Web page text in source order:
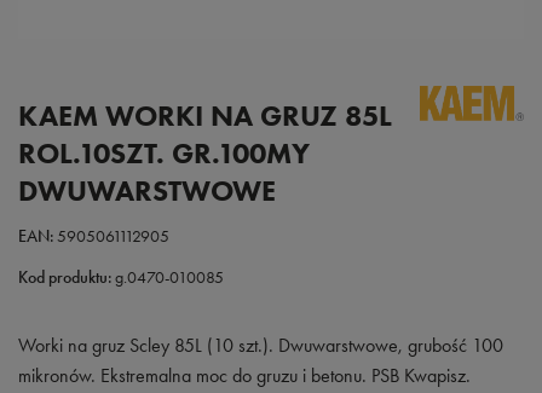
KAEM WORKI NA GRUZ 85L
ROL.10SZT. GR.100MY
DWUWARSTWOWE
EAN:5905061112905
Kod produktu:g.0470-010085
Worki na gruz Scley 85L (10 szt.). Dwuwarstwowe, grubość 100
mikronów. Ekstremalna moc do gruzu i betonu. PSB Kwapisz.